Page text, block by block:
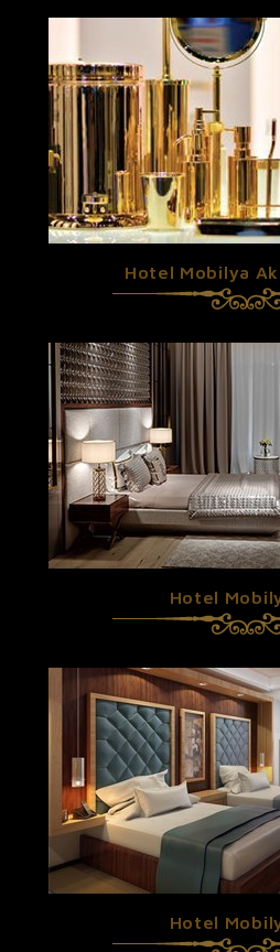
Hotel Mobilya
Hotel
Hotel